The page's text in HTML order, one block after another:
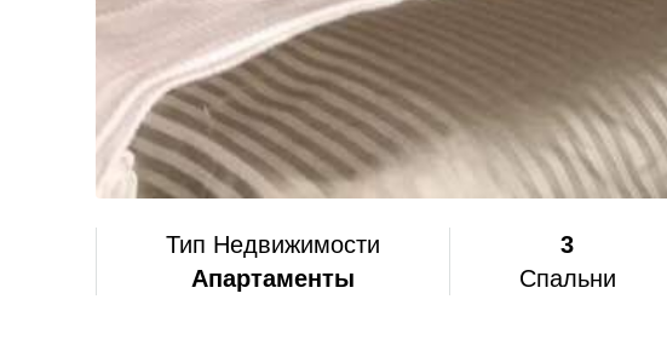
Тип Недвижимости
Апартаменты
3
Спальни